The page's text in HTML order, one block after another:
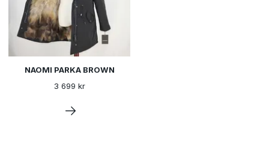
NAOMI PARKA BROWN
3 699 kr